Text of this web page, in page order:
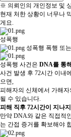
※ 의뢰인의 개인정보 및
현재 처한 상황이 너무나
게요.
성폭행
성폭행 폭행 또
성폭행 사건은 DNA를 통
사건 발생 후 72시간 이내
으면,
피해자의 신체에서 가해
될 수 있습니다.
피해 직후 72시간이 지나
만약 DNA와 같은 직접적
는 간접 증거를 확보해야